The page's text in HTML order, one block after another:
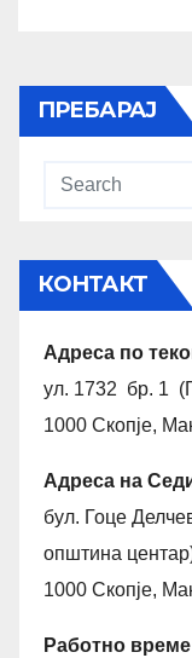
ПРЕБАРАЈ
КОНТАКТ
Адреса по
ул. 1732 бр. 1
1000 Скопје,
Адреса на
бул. Гоце
општина
1000 Скопје,
Работно време